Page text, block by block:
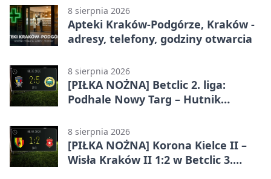
8 sierpnia 2026
Apteki Kraków-Podgórze, Kraków -
adresy, telefony, godziny otwarcia
8 sierpnia 2026
[PIŁKA NOŻNA] Betclic 2. liga:
Podhale Nowy Targ – Hutnik
efektownym zwycięstwem
8 sierpnia 2026
[PIŁKA NOŻNA] Korona Kielce II –
Wisła Kraków II 1:2 w Betclic 3.